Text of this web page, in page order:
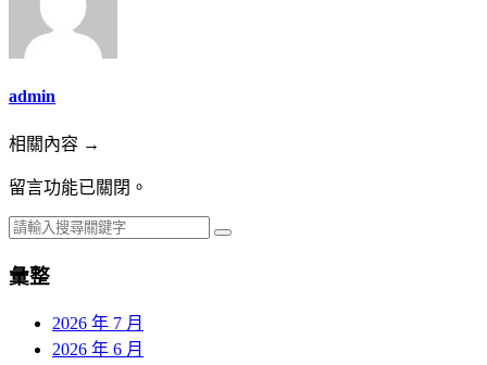
admin
相關內容 →
留言功能已關閉。
彙整
2026 年 7 月
2026 年 6 月